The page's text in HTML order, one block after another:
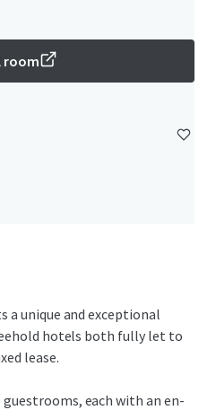
room
unique and exceptional
hotels both fully let to
lease.
each with an en-